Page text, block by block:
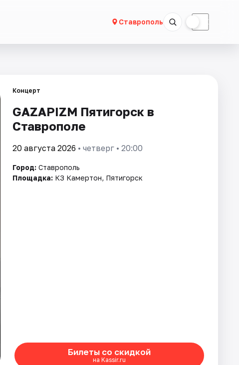
Ставрополь ☾
Концерт
GAZAPIZM Пятигорск в
Ставрополе
20 августа 2026 • четверг • 20:00
Город: Ставрополь
Площадка: КЗ Камертон, Пятигорск
Билеты со скидкой
на Kassir.ru